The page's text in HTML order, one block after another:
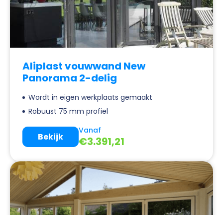
Aliplast vouwwand New
Panorama 2-delig
Wordt in eigen werkplaats gemaakt
Robuust 75 mm profiel
Vanaf
€3.391,21
Bekijk